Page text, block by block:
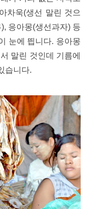
차욱(생선 말린 것으
응아몽(생선과자) 등
눈에 띕니다. 응아몽
말린 것인데 기름에
습니다.